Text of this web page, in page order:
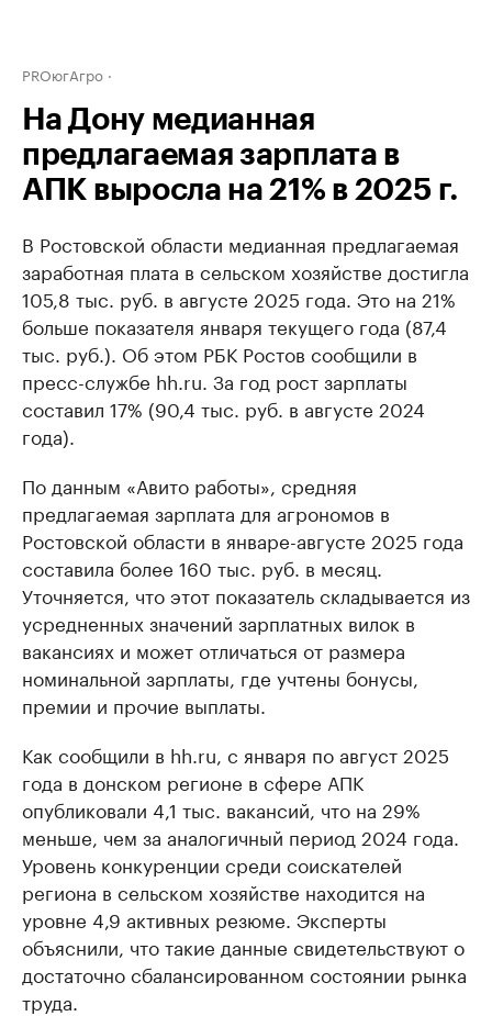
PROюгАгро
На Дону медианная
предлагаемая зарплата в
АПК выросла на 21% в 2025 г.
В Ростовской области медианная предлагаемая
заработная плата в сельском хозяйстве достигла
105,8 тыс. руб. в августе 2025 года. Это на 21%
больше показателя января текущего года (87,4
тыс. руб.). Об этом РБК Ростов сообщили в
пресс-службе hh.ru. За год рост зарплаты
составил 17% (90,4 тыс. руб. в августе 2024
года).
По данным «Авито работы», средняя
предлагаемая зарплата для агрономов в
Ростовской области в январе-августе 2025 года
составила более 160 тыс. руб. в месяц.
Уточняется, что этот показатель складывается из
усредненных значений зарплатных вилок в
вакансиях и может отличаться от размера
номинальной зарплаты, где учтены бонусы,
премии и прочие выплаты.
Как сообщили в hh.ru, с января по август 2025
года в донском регионе в сфере АПК
опубликовали 4,1 тыс. вакансий, что на 29%
меньше, чем за аналогичный период 2024 года.
Уровень конкуренции среди соискателей
региона в сельском хозяйстве находится на
уровне 4,9 активных резюме. Эксперты
объяснили, что такие данные свидетельствуют о
достаточно сбалансированном состоянии рынка
труда.